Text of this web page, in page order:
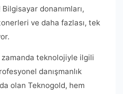
donanımları,
ve daha fazlası, tek
zamanda teknolojiyle ilgili
danışmanlık
olan Teknogold, hem